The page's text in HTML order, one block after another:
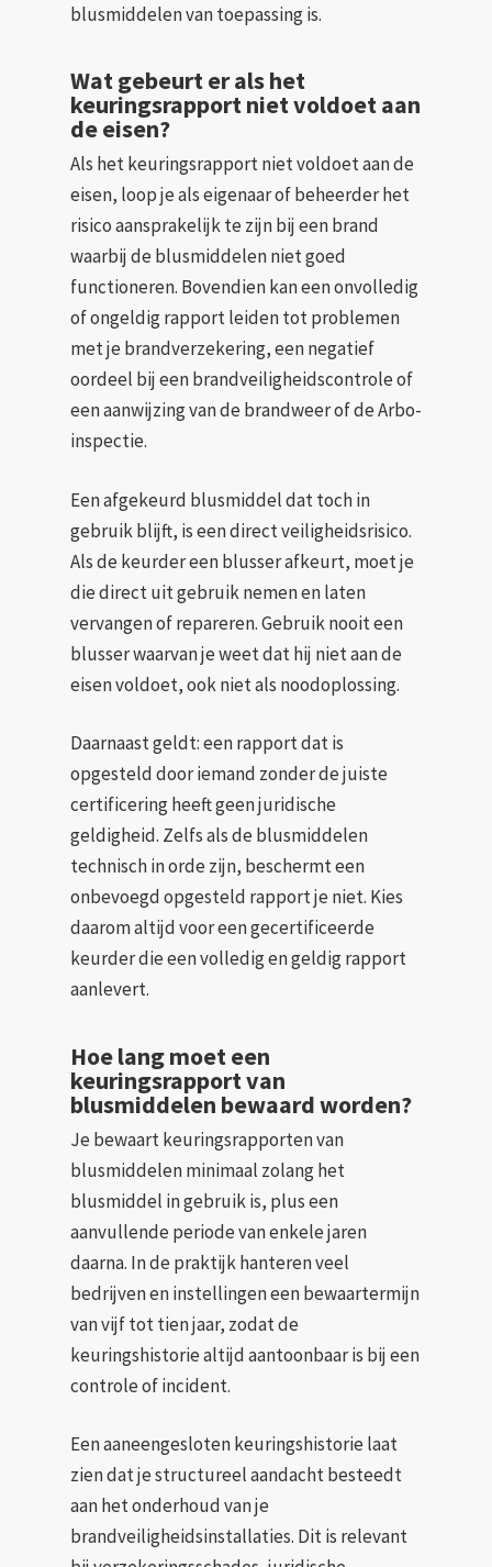
blusmiddelen van toepassing is.
Wat gebeurt er als het
keuringsrapport niet voldoet aan
de eisen?
Als het keuringsrapport niet voldoet aan de
eisen, loop je als eigenaar of beheerder het
risico aansprakelijk te zijn bij een brand
waarbij de blusmiddelen niet goed
functioneren. Bovendien kan een onvolledig
of ongeldig rapport leiden tot problemen
met je brandverzekering, een negatief
oordeel bij een brandveiligheidscontrole of
een aanwijzing van de brandweer of de Arbo-
inspectie.
Een afgekeurd blusmiddel dat toch in
gebruik blijft, is een direct veiligheidsrisico.
Als de keurder een blusser afkeurt, moet je
die direct uit gebruik nemen en laten
vervangen of repareren. Gebruik nooit een
blusser waarvan je weet dat hij niet aan de
eisen voldoet, ook niet als noodoplossing.
Daarnaast geldt: een rapport dat is
opgesteld door iemand zonder de juiste
certificering heeft geen juridische
geldigheid. Zelfs als de blusmiddelen
technisch in orde zijn, beschermt een
onbevoegd opgesteld rapport je niet. Kies
daarom altijd voor een gecertificeerde
keurder die een volledig en geldig rapport
aanlevert.
Hoe lang moet een
keuringsrapport van
blusmiddelen bewaard worden?
Je bewaart keuringsrapporten van
blusmiddelen minimaal zolang het
blusmiddel in gebruik is, plus een
aanvullende periode van enkele jaren
daarna. In de praktijk hanteren veel
bedrijven en instellingen een bewaartermijn
van vijf tot tien jaar, zodat de
keuringshistorie altijd aantoonbaar is bij een
controle of incident.
Een aaneengesloten keuringshistorie laat
zien dat je structureel aandacht besteedt
aan het onderhoud van je
brandveiligheidsinstallaties. Dit is relevant